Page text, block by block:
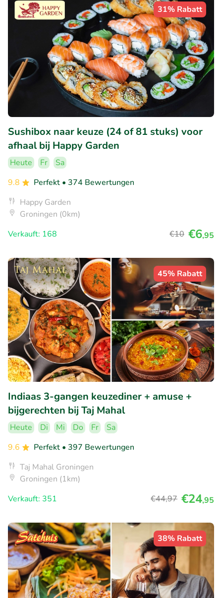
31% Rabatt
Sushibox naar keuze (24 of 81 stuks) voor
afhaal bij Happy Garden
Heute Fr
Sa
9.8
Perfekt • 374 Bewertungen
Happy Garden
Groningen (0km)
Verkauft: 168
€10 €6,95
45% Rabatt
Indiaas 3-gangen keuzediner + amuse +
bijgerechten bij Taj Mahal
Heute Di Mi Do Fr
Sa
9.6
Perfekt • 397 Bewertungen
Taj Mahal Groningen
Groningen (1km)
Verkauft: 351
€44,97 €24,95
38% Rabatt